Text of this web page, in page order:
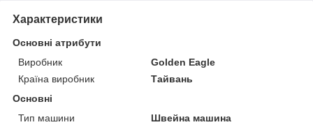
Характеристики
Основні атрибути
Виробник
Golden Eagle
Країна виробник
Тайвань
Основні
Тип машини
Швейна машина